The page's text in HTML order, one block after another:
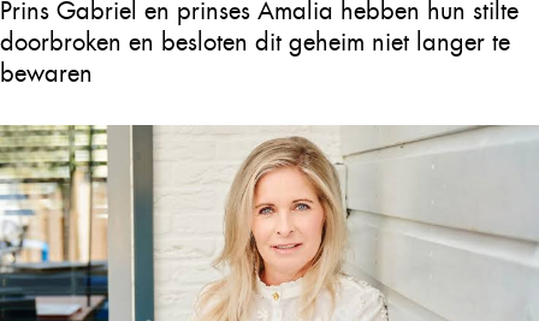
Prins Gabriel en prinses Amalia hebben hun stilte
doorbroken en besloten dit geheim niet langer te
bewaren